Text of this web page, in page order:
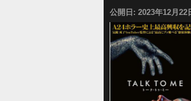
公開日: 2023年12月